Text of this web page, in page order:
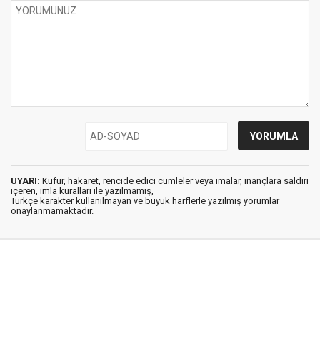
UYARI: Küfür, hakaret, rencide edici cümleler veya imalar, inançlara saldırı
içeren, imla kuralları ile yazılmamış,
Türkçe karakter kullanılmayan ve büyük harflerle yazılmış yorumlar
onaylanmamaktadır.